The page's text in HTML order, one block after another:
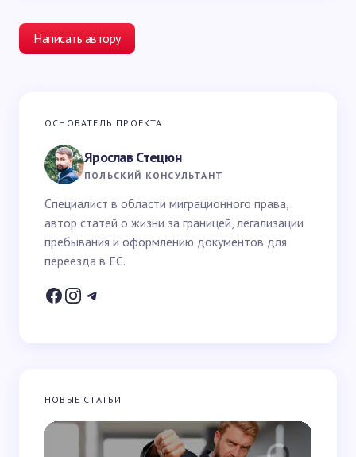
Написать автору
Ваш адрес email не будет опубликован.
Ваш вопрос *
Ваше имя *
Email *
Запомнить имя и email для следующих
комментариев
ОСНОВАТЕЛЬ ПРОЕКТА
Ярослав Стецюн
ПОЛЬСКИЙ КОНСУЛЬТАНТ
Специалист в области миграционного права,
автор статей о жизни за границей, легализации
пребывания и оформлению документов для
переезда в ЕС.
НОВЫЕ СТАТЬИ